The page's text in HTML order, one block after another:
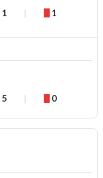
1 1
5 0